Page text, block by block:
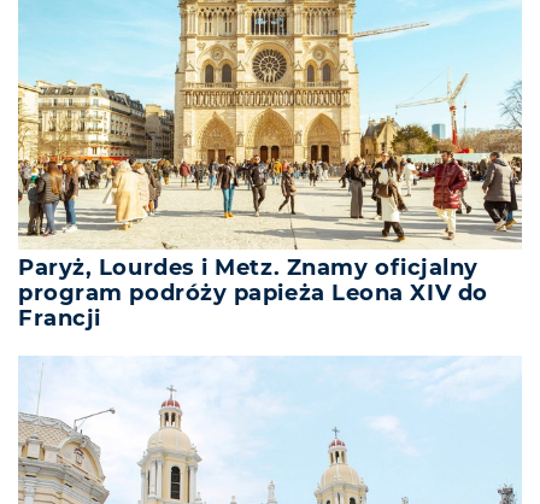
Paryż, Lourdes i Metz. Znamy oficjalny
program podróży papieża Leona XIV do
Francji